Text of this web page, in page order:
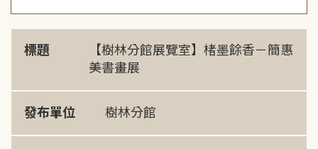
標題
【樹林分館展覽室】楮墨餘香－簡惠
美書畫展
發布單位 樹林分館